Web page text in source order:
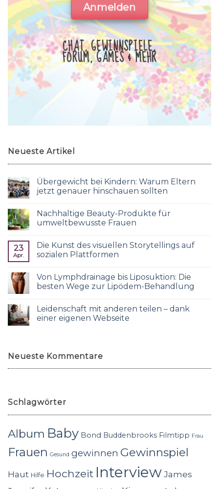
Anmelden
CHAT, GEWINNSPIELE,
FORUM, GAMES & MEHR
Neueste Artikel
Übergewicht bei Kindern: Warum Eltern
jetzt genauer hinschauen sollten
Nachhaltige Beauty-Produkte für
umweltbewusste Frauen
23
Apr.
Die Kunst des visuellen Storytellings auf
sozialen Plattformen
Von Lymphdrainage bis Liposuktion: Die
besten Wege zur Lipödem-Behandlung
Leidenschaft mit anderen teilen – dank
einer eigenen Webseite
Neueste Kommentare
Schlagwörter
Album Baby Bond Buddenbrooks Filmtipp Frau
Frauen Gesund gewinnen Gewinnspiel
Haut Hilfe Hochzeit InterviewJames